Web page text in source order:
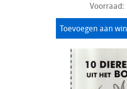
Voorraad:
Toevoegen aan